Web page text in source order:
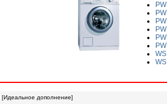
[Идеальное дополнение]